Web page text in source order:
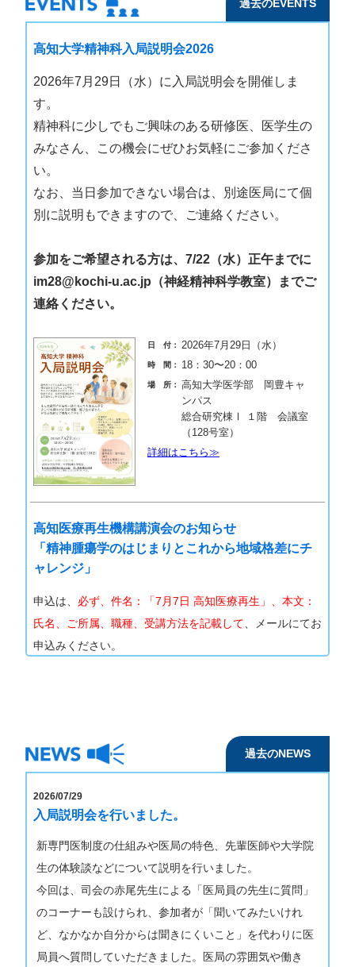
過去のEVENTS
高知大学精神科入局説明会2026
2026年7月29日（水）に入局説明会を開催しま
す。
精神科に少しでもご興味のある研修医、医学生の
みなさん、この機会にぜひお気軽にご参加くださ
い。
なお、当日参加できない場合は、別途医局にて個
別に説明もできますので、ご連絡ください。
参加をご希望される方は、7/22（水）正午までに
im28@kochi-u.ac.jp（神経精神科学教室）までご
連絡ください。
日 付： 2026年7月29日（水）
時 間： 18：30〜20：00
場 所：
高知大学医学部 岡豊キャ
ンパス
総合研究棟Ⅰ １階 会議室
（128号室）
詳細はこちら≫
高知医療再生機構講演会のお知らせ
「精神腫瘍学のはじまりとこれから地域格差にチ
ャレンジ」
申込は、 必ず、件名：「7月7日 高知医療再生」、本文：
氏名、ご所属、職種、受講方法を記載して 、メールにてお
申込みください。
（東京慈恵会医科大学 がん
サバイバーシップ・デジタ
ル医療学講座産学連携教
申込締
詳細はこちら≫
高知医療再生機構講演会のお知らせ
「臨床に活きるトラウマインフォームドケア」
申込は、必ず、件名：「6月3日 医療再生」、本文：氏
過去のNEWS
2026/07/29
入局説明会を行いました。
新専門医制度の仕組みや医局の特色、先輩医師や大学院
生の体験談などについて説明を行いました。
今回は、司会の赤尾先生による「医局員の先生に質問」
のコーナーも設けられ、参加者が「聞いてみたいけれ
ど、なかなか自分からは聞きにくいこと」を代わりに医
局員へ質問していただきました。医局の雰囲気や働き